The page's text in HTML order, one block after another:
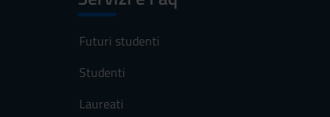
Futuri studenti
Studenti
Laureati